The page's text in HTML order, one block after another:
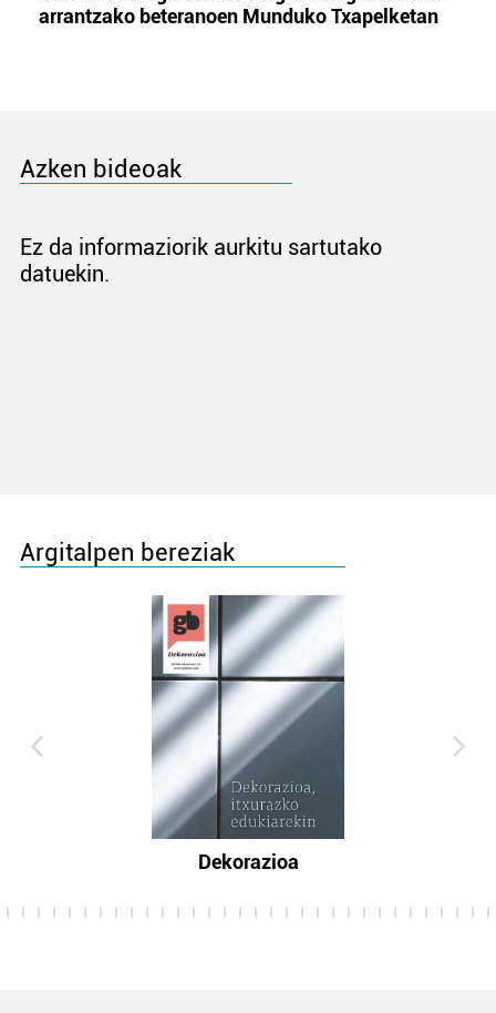
arrantzako beteranoen Munduko Txapelketan
Azken bideoak
Ez da informaziorik aurkitu sartutako
datuekin.
Argitalpen bereziak
Dekorazioa